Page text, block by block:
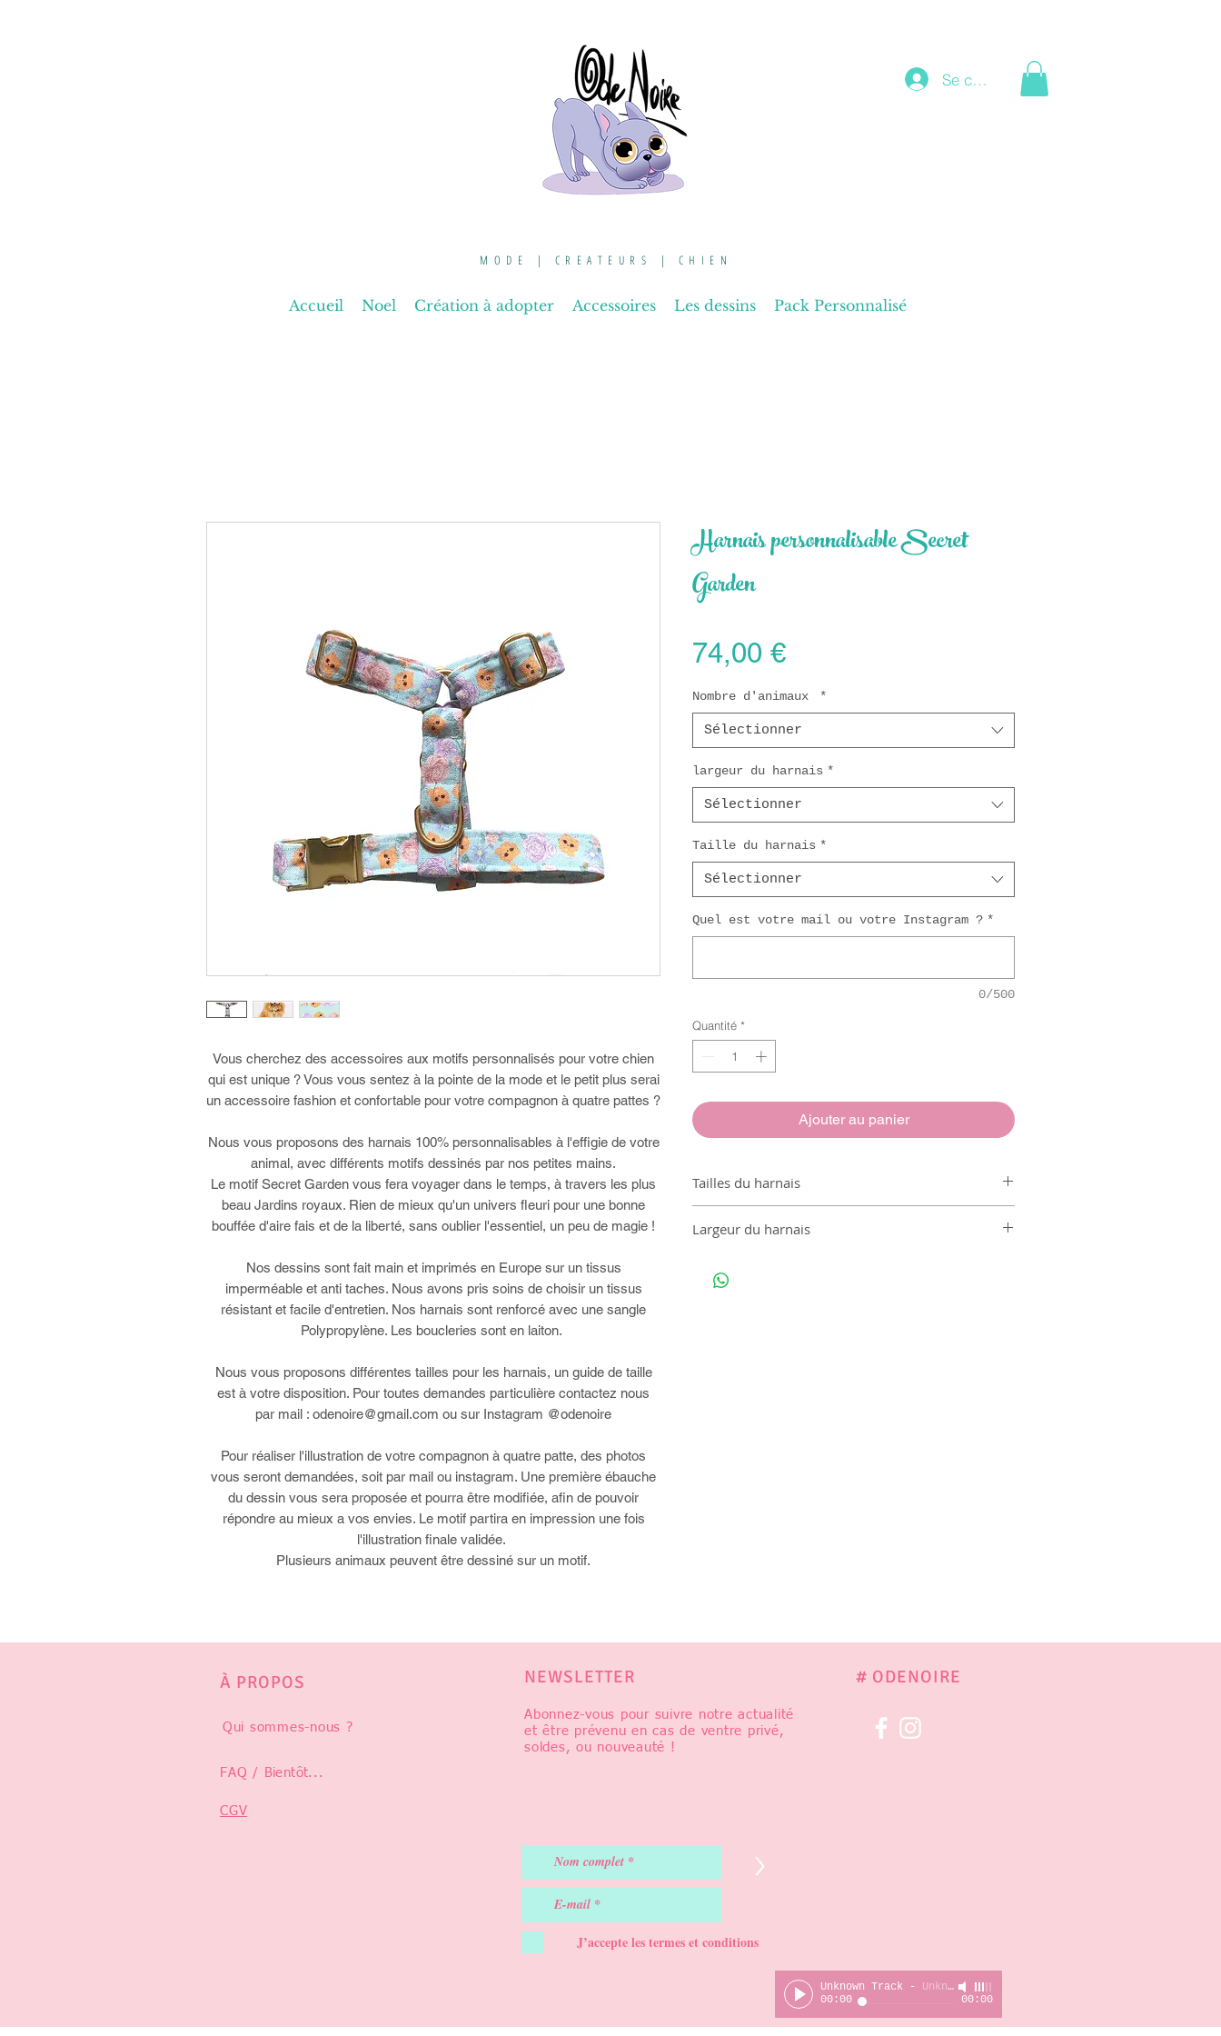
Se connecter
MODE | CREATEURS | CHIEN
Accueil Noel Création à adopter Accessoires Les dessins Pack Personnalisé
Vous cherchez des accessoires aux motifs personnalisés pour votre chien
qui est unique ? Vous vous sentez à la pointe de la mode et le petit plus serai
un accessoire fashion et confortable pour votre compagnon à quatre pattes ?
Nous vous proposons des harnais 100% personnalisables à l'effigie de votre
animal, avec différents motifs dessinés par nos petites mains.
Le motif Secret Garden vous fera voyager dans le temps, à travers les plus
beau Jardins royaux. Rien de mieux qu'un univers fleuri pour une bonne
bouffée d'aire fais et de la liberté, sans oublier l'essentiel, un peu de magie !
Nos dessins sont fait main et imprimés en Europe sur un tissus
imperméable et anti taches. Nous avons pris soins de choisir un tissus
résistant et facile d'entretien. Nos harnais sont renforcé avec une sangle
Polypropylène. Les boucleries sont en laiton.
Nous vous proposons différentes tailles pour les harnais, un guide de taille
est à votre disposition. Pour toutes demandes particulière contactez nous
par mail : odenoire@gmail.com ou sur Instagram @odenoire
Pour réaliser l'illustration de votre compagnon à quatre patte, des photos
vous seront demandées, soit par mail ou instagram. Une première ébauche
du dessin vous sera proposée et pourra être modifiée, afin de pouvoir
répondre au mieux a vos envies. Le motif partira en impression une fois
l'illustration finale validée.
Plusieurs animaux peuvent être dessiné sur un motif.
Harnais personnalisable Secret
Garden
74,00 €Prix
Nombre d'animaux *
Sélectionner
largeur du harnais *
Sélectionner
Taille du harnais *
Sélectionner
Quel est votre mail ou votre Instagram ? *
0/500
Quantité *
Ajouter au panier
Tailles du harnais
Tour de cou 20-28cm
Largeur du harnais
Nous vous conseillons les largeurs suivantes pour les différentes tailles
À PROPOS
Qui sommes-nous ?
FAQ / Bientôt...
NEWSLETTER
Abonnez-vous pour suivre notre actualité
et être prévenu en cas de ventre privé,
soldes, ou nouveauté !
# ODENOIRE
CGV
>
J’accepte les termes et conditions
Unknown Track - Unknown Artist
00:00
00:00